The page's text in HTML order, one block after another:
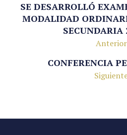
SE DESARROLLÓ
MODALIDAD
SECUNDARIA
Anterior
CONFERENCIA